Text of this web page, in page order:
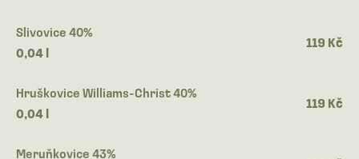
Slivovice 40%
0,04 l
119 Kč
Hruškovice Williams-Christ 40%
0,04 l
119 Kč
Meruňkovice 43%